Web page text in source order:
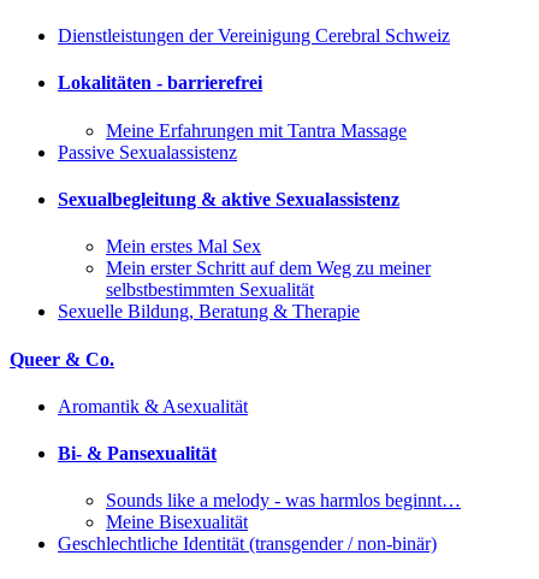
Dienstleistungen der Vereinigung Cerebral Schweiz
Lokalitäten - barrierefrei
Meine Erfahrungen mit Tantra Massage
Passive Sexualassistenz
Sexualbegleitung & aktive Sexualassistenz
Mein erstes Mal Sex
Mein erster Schritt auf dem Weg zu meiner
selbstbestimmten Sexualität
Sexuelle Bildung, Beratung & Therapie
Queer & Co.
Aromantik & Asexualität
Bi- & Pansexualität
Sounds like a melody - was harmlos beginnt…
Meine Bisexualität
Geschlechtliche Identität (transgender / non-binär)